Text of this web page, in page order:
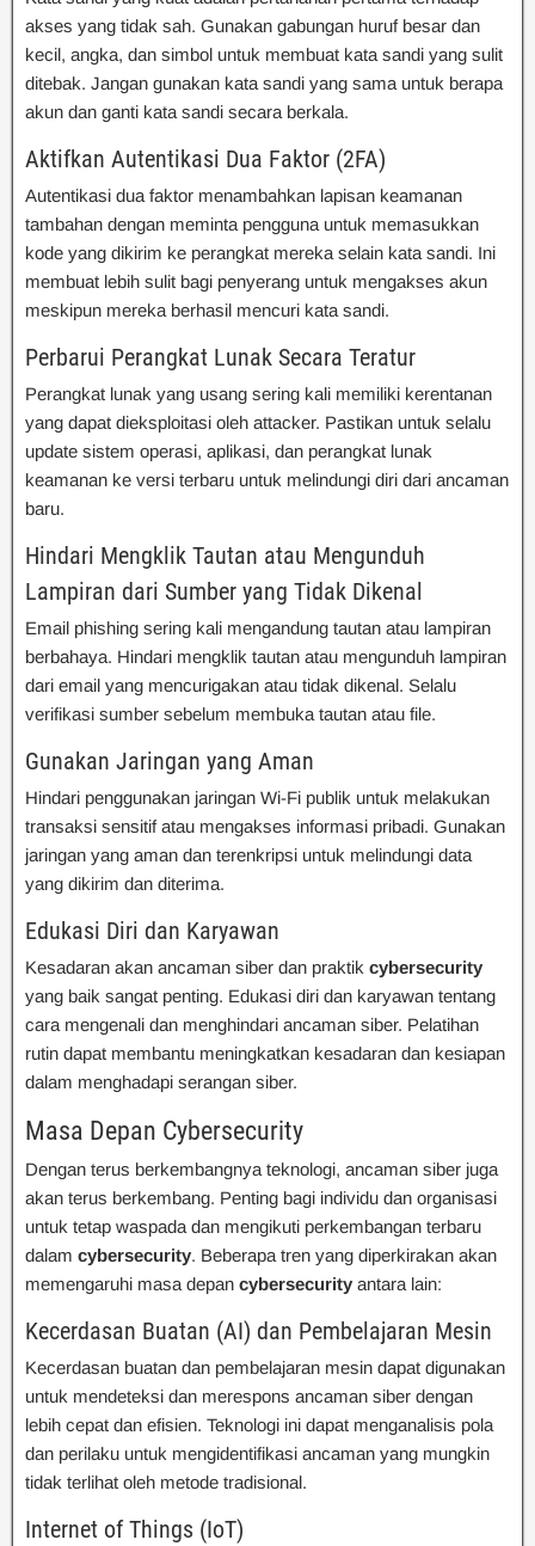
akses yang tidak sah. Gunakan gabungan huruf besar dan
kecil, angka, dan simbol untuk membuat kata sandi yang sulit
ditebak. Jangan gunakan kata sandi yang sama untuk berapa
akun dan ganti kata sandi secara berkala.
Aktifkan Autentikasi Dua Faktor (2FA)
Autentikasi dua faktor menambahkan lapisan keamanan
tambahan dengan meminta pengguna untuk memasukkan
kode yang dikirim ke perangkat mereka selain kata sandi. Ini
membuat lebih sulit bagi penyerang untuk mengakses akun
meskipun mereka berhasil mencuri kata sandi.
Perbarui Perangkat Lunak Secara Teratur
Perangkat lunak yang usang sering kali memiliki kerentanan
yang dapat dieksploitasi oleh attacker. Pastikan untuk selalu
update sistem operasi, aplikasi, dan perangkat lunak
keamanan ke versi terbaru untuk melindungi diri dari ancaman
baru.
Hindari Mengklik Tautan atau Mengunduh
Lampiran dari Sumber yang Tidak Dikenal
Email phishing sering kali mengandung tautan atau lampiran
berbahaya. Hindari mengklik tautan atau mengunduh lampiran
dari email yang mencurigakan atau tidak dikenal. Selalu
verifikasi sumber sebelum membuka tautan atau file.
Gunakan Jaringan yang Aman
Hindari penggunakan jaringan Wi-Fi publik untuk melakukan
transaksi sensitif atau mengakses informasi pribadi. Gunakan
jaringan yang aman dan terenkripsi untuk melindungi data
yang dikirim dan diterima.
Edukasi Diri dan Karyawan
Kesadaran akan ancaman siber dan praktik cybersecurity
yang baik sangat penting. Edukasi diri dan karyawan tentang
cara mengenali dan menghindari ancaman siber. Pelatihan
rutin dapat membantu meningkatkan kesadaran dan kesiapan
dalam menghadapi serangan siber.
Masa Depan Cybersecurity
Dengan terus berkembangnya teknologi, ancaman siber juga
akan terus berkembang. Penting bagi individu dan organisasi
untuk tetap waspada dan mengikuti perkembangan terbaru
dalam cybersecurity. Beberapa tren yang diperkirakan akan
memengaruhi masa depan cybersecurity antara lain:
Kecerdasan Buatan (AI) dan Pembelajaran Mesin
Kecerdasan buatan dan pembelajaran mesin dapat digunakan
untuk mendeteksi dan merespons ancaman siber dengan
lebih cepat dan efisien. Teknologi ini dapat menganalisis pola
dan perilaku untuk mengidentifikasi ancaman yang mungkin
tidak terlihat oleh metode tradisional.
Internet of Things (IoT)